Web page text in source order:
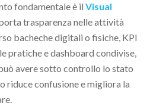
fondamentale è il Visual
trasparenza nelle attività
bacheche digitali o fisiche, KPI
pratiche e dashboard condivise,
avere sotto controllo lo stato
riduce confusione e migliora la